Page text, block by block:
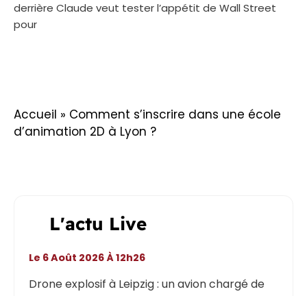
derrière Claude veut tester l’appétit de Wall Street
pour
Accueil » Comment s’inscrire dans une école
d’animation 2D à Lyon ?
L'actu Live
Drone explosif à Leipzig : un avion chargé de
Le 6 Août 2026 À 12h26